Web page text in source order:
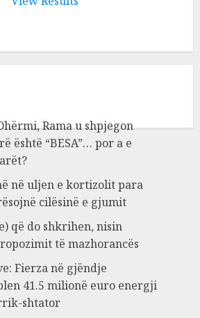
Rama u shpjegon
është “BESA”… por a e
në uljen e kortizolit para
cilësinë e gjumit
që do shkrihen, nisin
të mazhorancës
Fierza në gjëndje
41.5 milionë euro energji
shtator